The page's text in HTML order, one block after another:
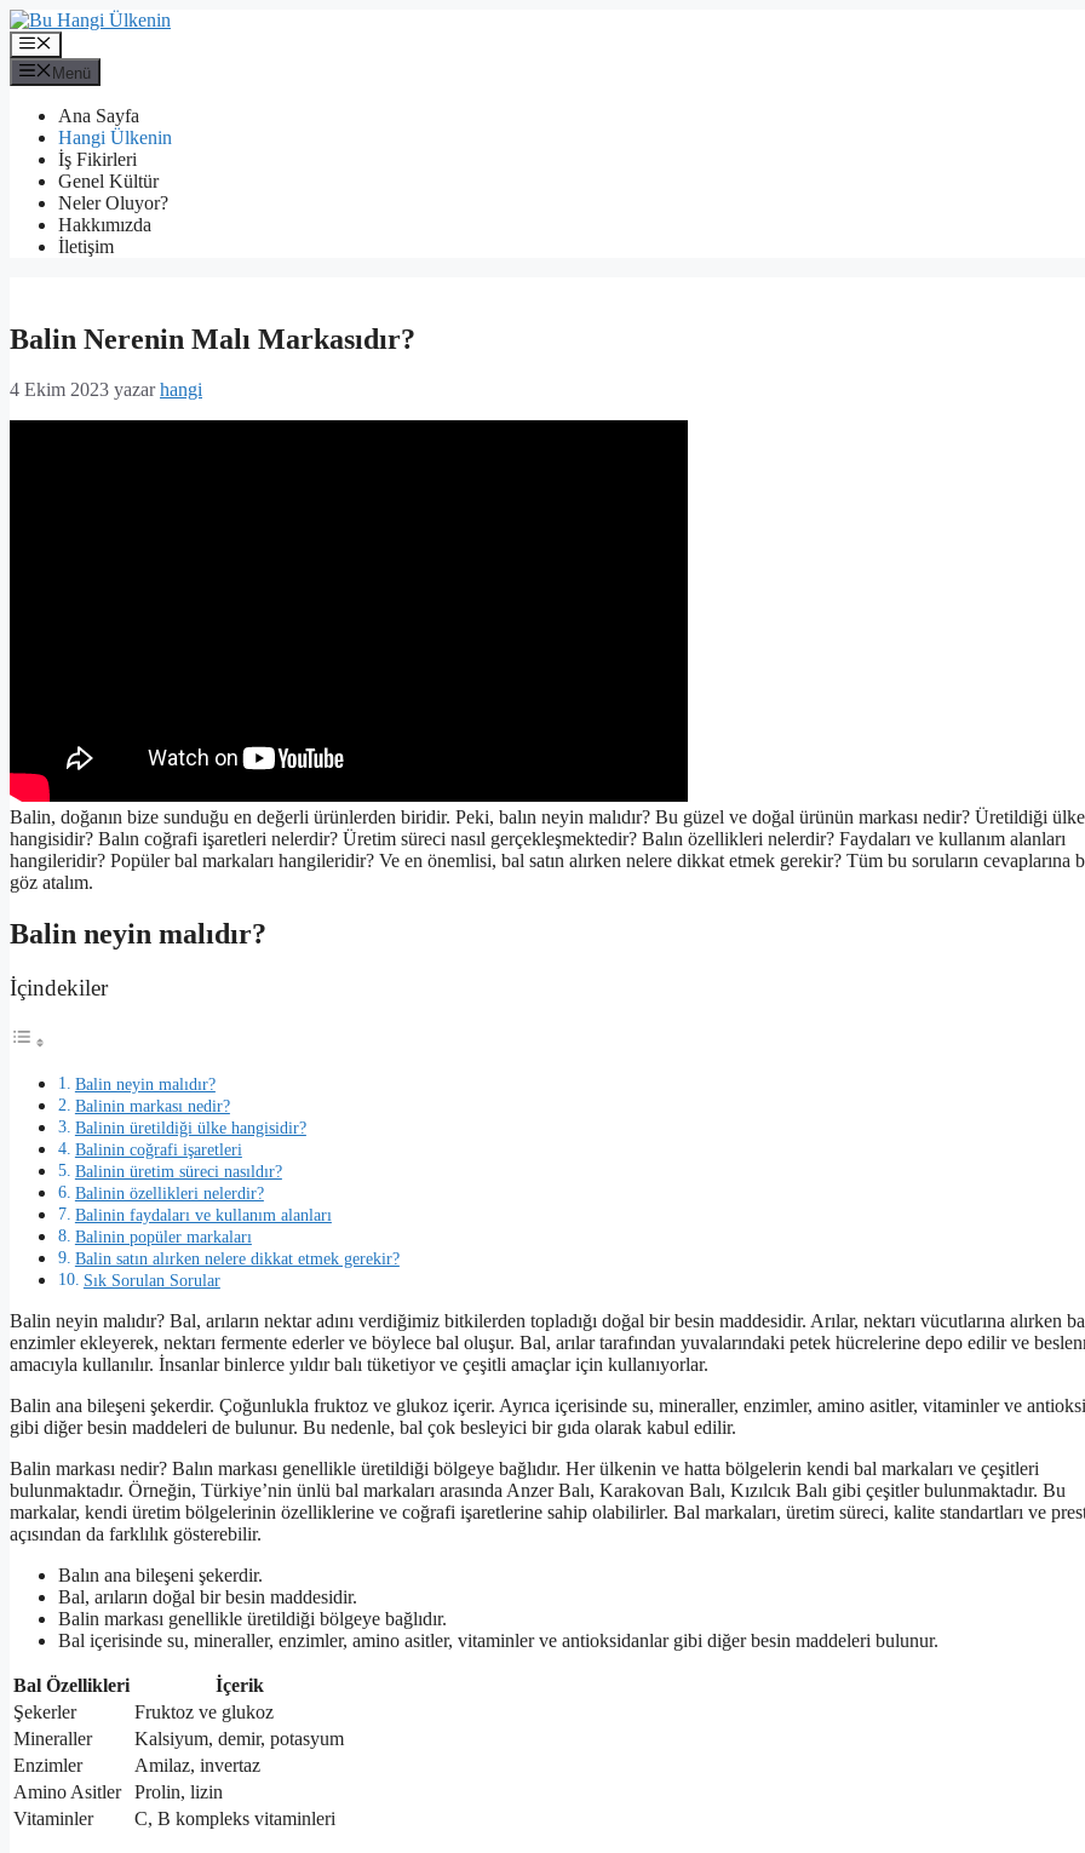
İçeriğe
atla
Menü
Menü
Ana Sayfa
Hangi Ülkenin
İş Fikirleri
Genel Kültür
Neler Oluyor?
Hakkımızda
İletişim
Balin Nerenin Malı Markasıdır?
4 Ekim 2023 yazarhangi
Balin, doğanın bize sunduğu en değerli ürünlerden biridir. Peki, balın neyin malıdır? Bu güzel ve doğal ürünün markası nedir? Üretildiği ülke
hangisidir? Balın coğrafi işaretleri nelerdir? Üretim süreci nasıl gerçekleşmektedir? Balın özellikleri nelerdir? Faydaları ve kullanım alanları
hangileridir? Popüler bal markaları hangileridir? Ve en önemlisi, bal satın alırken nelere dikkat etmek gerekir? Tüm bu soruların cevaplarına
göz atalım.
Balin neyin malıdır?
İçindekiler
Balin neyin malıdır?
Balinin markası nedir?
Balinin üretildiği ülke hangisidir?
Balinin coğrafi işaretleri
Balinin üretim süreci nasıldır?
Balinin özellikleri nelerdir?
Balinin faydaları ve kullanım alanları
Balinin popüler markaları
Balin satın alırken nelere dikkat etmek gerekir?
Sık Sorulan Sorular
Balin neyin malıdır? Bal, arıların nektar adını verdiğimiz bitkilerden topladığı doğal bir besin maddesidir. Arılar, nektarı vücutlarına alırken
enzimler ekleyerek, nektarı fermente ederler ve böylece bal oluşur. Bal, arılar tarafından yuvalarındaki petek hücrelerine depo edilir ve
amacıyla kullanılır. İnsanlar binlerce yıldır balı tüketiyor ve çeşitli amaçlar için kullanıyorlar.
Balin ana bileşeni şekerdir. Çoğunlukla fruktoz ve glukoz içerir. Ayrıca içerisinde su, mineraller, enzimler, amino asitler, vitaminler ve
gibi diğer besin maddeleri de bulunur. Bu nedenle, bal çok besleyici bir gıda olarak kabul edilir.
Balin markası nedir? Balın markası genellikle üretildiği bölgeye bağlıdır. Her ülkenin ve hatta bölgelerin kendi bal markaları ve çeşitleri
bulunmaktadır. Örneğin, Türkiye’nin ünlü bal markaları arasında Anzer Balı, Karakovan Balı, Kızılcık Balı gibi çeşitler bulunmaktadır. Bu
markalar, kendi üretim bölgelerinin özelliklerine ve coğrafi işaretlerine sahip olabilirler. Bal markaları, üretim süreci, kalite standartları ve
açısından da farklılık gösterebilir.
Balın ana bileşeni şekerdir.
Bal, arıların doğal bir besin maddesidir.
Balin markası genellikle üretildiği bölgeye bağlıdır.
Bal içerisinde su, mineraller, enzimler, amino asitler, vitaminler ve antioksidanlar gibi diğer besin maddeleri bulunur.
Bal Özellikleri
İçerik
Şekerler
Fruktoz ve glukoz
Mineraller
Kalsiyum, demir, potasyum
Enzimler
Amilaz, invertaz
Amino Asitler
Prolin, lizin
Vitaminler
C, B kompleks vitaminleri